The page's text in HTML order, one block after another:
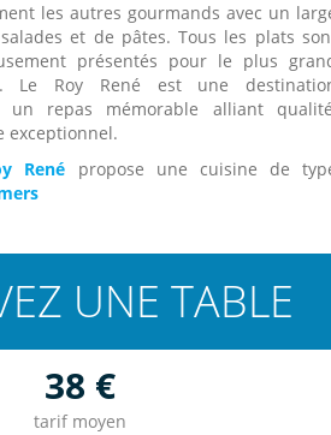
les autres gourmands avec un
et de pâtes. Tous les plats
présentés pour le plus
Le Roy René est une
un repas mémorable alliant
exceptionnel.
René propose une cuisine de
UNE TABLE
38 €
tarif moyen